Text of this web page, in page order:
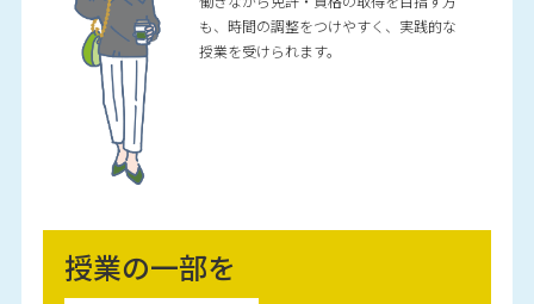
も、時間の調整をつけやすく、実践的な
授業を受けられます。
授業の一部を